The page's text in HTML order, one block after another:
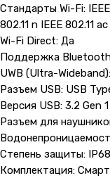
Стандарты Wi-Fi: IEEE
802.11 n IEEE 802.11
Wi-Fi Direct: Да
Поддержка
UWB (Ultra-
Разъем USB: USB
Версия USB: 3.2 Gen 1
Разъем для
Степень защиты: IP68
Комплектация:
Карла Маркса 25, 1 этаж
Показать на карте
Навигация
Для бизнеса
О компании